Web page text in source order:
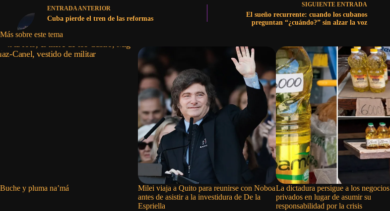
ENTRADA ANTERIOR
Cuba pierde el tren de las reformas
SIGUIENTE ENTRADA
El sueño recurrente: cuando los cubanos
preguntan “¿cuándo?” sin alzar la voz
Más sobre este tema
Buche y pluma na’má
Milei viaja a Quito para reunirse con Noboa
antes de asistir a la investidura de De la
Espriella
La dictadura persigue a los negocios
privados en lugar de asumir su
responsabilidad por la crisis